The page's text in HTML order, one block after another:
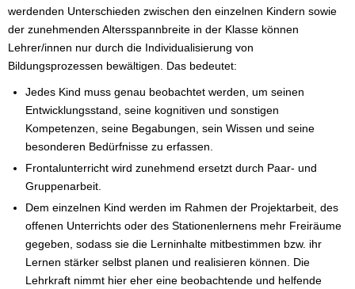
werdenden Unterschieden zwischen den einzelnen Kindern sowie
der zunehmenden Altersspannbreite in der Klasse können
Lehrer/innen nur durch die Individualisierung von
Bildungsprozessen bewältigen. Das bedeutet:
Jedes Kind muss genau beobachtet werden, um seinen
Entwicklungsstand, seine kognitiven und sonstigen
Kompetenzen, seine Begabungen, sein Wissen und seine
besonderen Bedürfnisse zu erfassen.
Frontalunterricht wird zunehmend ersetzt durch Paar- und
Gruppenarbeit.
Dem einzelnen Kind werden im Rahmen der Projektarbeit, des
offenen Unterrichts oder des Stationenlernens mehr Freiräume
gegeben, sodass sie die Lerninhalte mitbestimmen bzw. ihr
Lernen stärker selbst planen und realisieren können. Die
Lehrkraft nimmt hier eher eine beobachtende und helfende